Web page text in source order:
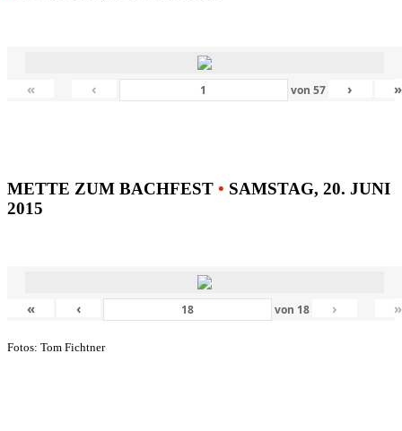
« ‹ von 57 › »
METTE ZUM BACHFEST • SAMSTAG, 20. JUNI
2015
« ‹ von 18 › »
Fotos: Tom Fichtner